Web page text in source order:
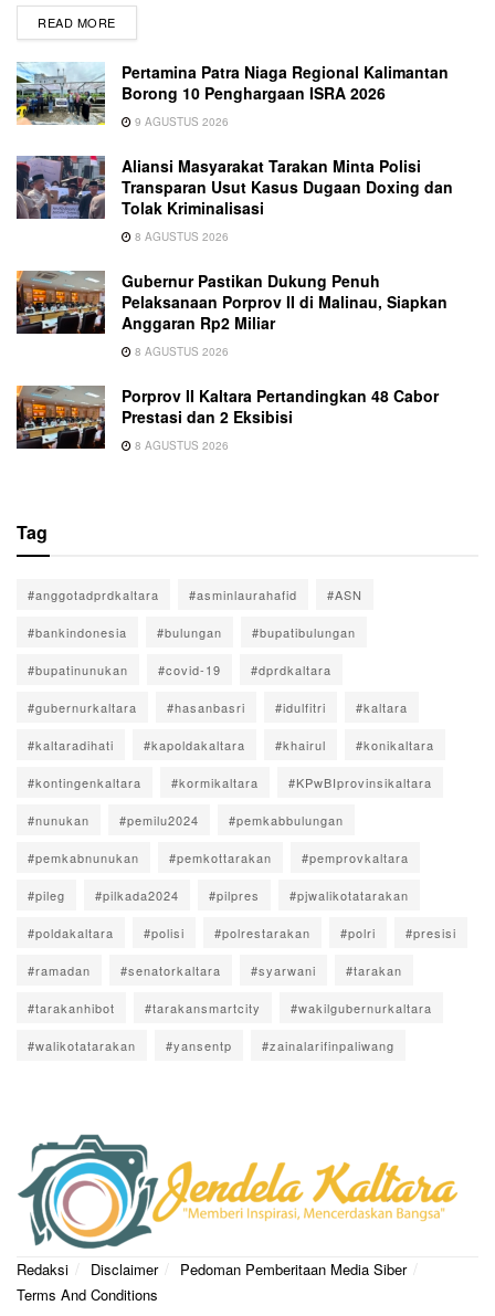
READ MORE
Pertamina Patra Niaga Regional Kalimantan
Borong 10 Penghargaan ISRA 2026
9 AGUSTUS 2026
Aliansi Masyarakat Tarakan Minta Polisi
Transparan Usut Kasus Dugaan Doxing dan
Tolak Kriminalisasi
8 AGUSTUS 2026
Gubernur Pastikan Dukung Penuh
Pelaksanaan Porprov II di Malinau, Siapkan
Anggaran Rp2 Miliar
8 AGUSTUS 2026
Porprov II Kaltara Pertandingkan 48 Cabor
Prestasi dan 2 Eksibisi
8 AGUSTUS 2026
Tag
#anggotadprdkaltara #asminlaurahafid #ASN
#bankindonesia #bulungan #bupatibulungan
#bupatinunukan #covid-19 #dprdkaltara
#gubernurkaltara #hasanbasri #idulfitri #kaltara
#kaltaradihati #kapoldakaltara #khairul #konikaltara
#kontingenkaltara #kormikaltara #KPwBIprovinsikaltara
#nunukan #pemilu2024 #pemkabbulungan
#pemkabnunukan #pemkottarakan #pemprovkaltara
#pileg #pilkada2024 #pilpres #pjwalikotatarakan
#poldakaltara #polisi #polrestarakan #polri #presisi
#ramadan #senatorkaltara #syarwani #tarakan
#tarakanhibot #tarakansmartcity #wakilgubernurkaltara
#walikotatarakan #yansentp #zainalarifinpaliwang
Redaksi Disclaimer
Pedoman Pemberitaan Media Siber
Terms And Conditions